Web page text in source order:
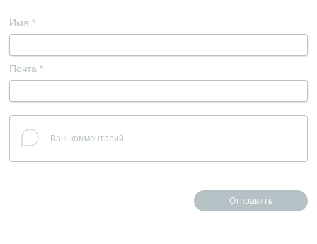
Имя *
Почта *